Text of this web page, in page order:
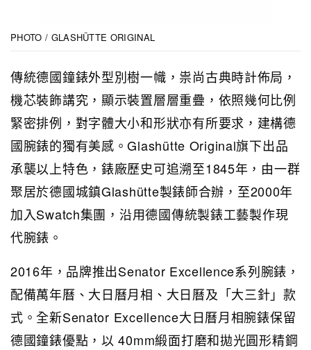
PHOTO / GLASHÜTTE ORIGINAL
傳統德國鐘錶外型別樹一幟，祟尚古典時計佈局，
機芯裝飾講究，顯示裝置層層重疊，依照幾何比例
緊密排例，對字體大小和形狀亦有所要求，建構德
國腕錶的獨有美感。Glashütte Original旗下出品
承襲以上特色，錶廠歷史可追溯至1845年，由一群
聚居於德國城鎮Glashütte製錶師合辦，至2000年
加入Swatch集團，沿用德國傳統製錶工藝製作現
代腕錶。
2016年，品牌推出Senator Excellence系列腕錶，
配備萬年曆、大日曆月相、大日曆及「大三針」款
式。全新Senator Excellence大日曆月相腕錶保留
德國鐘錶優點，以 40mm緞面打磨和拋光圓形精鋼